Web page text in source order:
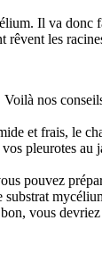
Il va
rêvent les
nos
et frais, le
pleurotes
pouvez
vous